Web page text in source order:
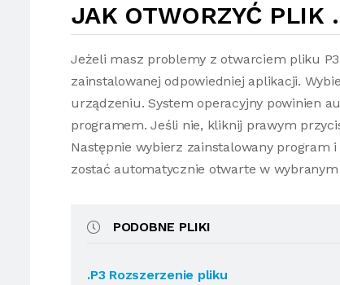
JAK OTWORZYĆ PLIK
Jeżeli masz problemy z otwarciem pliku
zainstalowanej odpowiedniej aplikacji.
urządzeniu. System operacyjny powinien
programem. Jeśli nie, kliknij prawym
Następnie wybierz zainstalowany program
zostać automatycznie otwarte w
PODOBNE PLIKI
.P3 Rozszerzenie pliku